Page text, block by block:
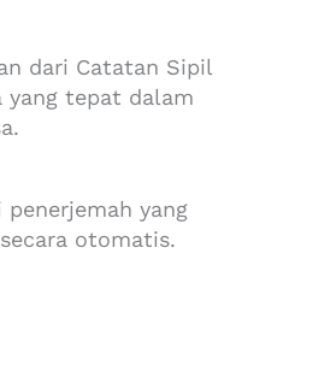
dari Catatan Sipil
yang tepat dalam
yang
otomatis.